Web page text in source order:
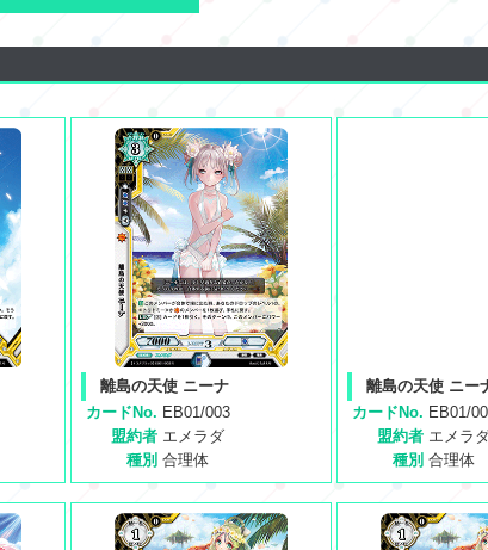
離島の天使 ニーナ
カードNo. EB01/003
盟約者 エメラダ
種別 合理体
離島の天使 ニー
カードNo. EB01/
盟約者 エメラ
種別 合理体